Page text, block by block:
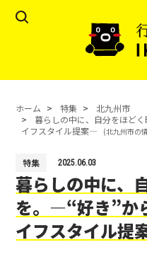
ホーム 特集
北九州市
暮らしの中に、自分をほど
イフスタイル提案―
(北九州市の
特集 2025.06.03
暮らしの中に、
を。―“好き”か
イフスタイル提